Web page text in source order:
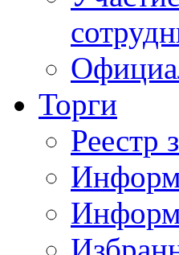
Торги
Реестр